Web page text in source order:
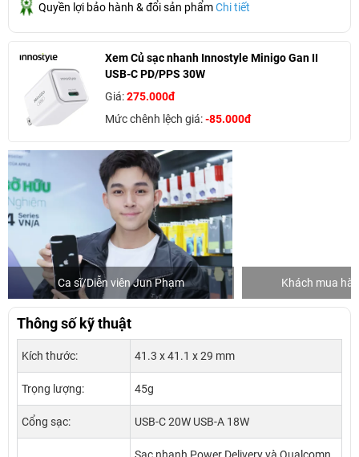
Quyền lợi bảo hành & đổi sản phẩmChi tiết
Xem Củ sạc nhanh Innostyle Minigo Gan II
USB-C PD/PPS 30W
Giá:275.000đ
Mức chênh lệch giá:-85.000đ
Ca sĩ/Diễn viên Jun Phạm Khách mua
Thông số kỹ thuật
Kích thước: 41.3 x 41.1 x 29 mm
Trọng lượng: 45g
Cổng sạc: USB-C 20W USB-A 18W